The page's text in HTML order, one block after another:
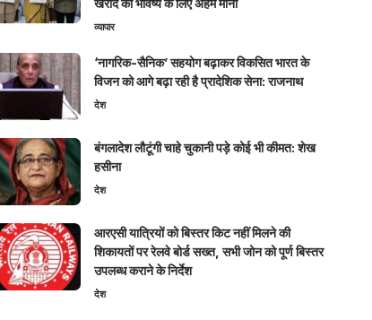
खरीद को भविष्य के लिए अहम माना
व्यापार
‘नागरिक-सैनिक’ सहयोग बढ़ाकर विकसित भारत के
विजन को आगे बढ़ा रही है प्रादेशिक सेना: राजनाथ
देश
बंगलादेश लौटूंगी चाहे चुकानी पड़े कोई भी कीमत: शेख
हसीना
देश
आरएसी यात्रियों को बिस्तर किट नहीं मिलने की
शिकायतों पर रेलवे बोर्ड सख्त, सभी जोन को पूर्ण बिस्तर
उपलब्ध कराने के निर्देश
देश